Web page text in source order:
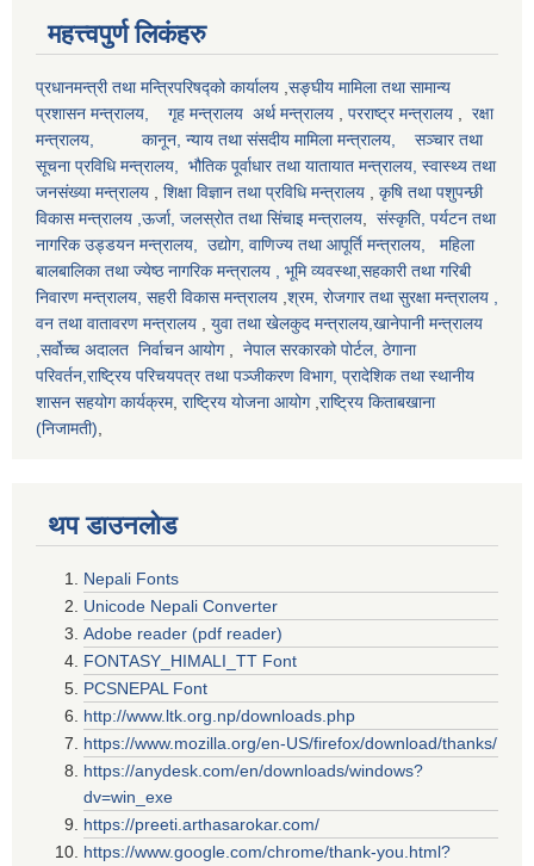
महत्त्वपुर्ण लिकंहरु
प्रधानमन्त्री तथा मन्त्रिपरिषद्को कार्यालय सङ्घीय मामिला तथा सामान्य
प्रशासन मन्त्रालय,
गृह मन्त्रालय अर्थ मन्त्रालय परराष्ट्र मन्त्रालय
रक्षा
मन्त्रालय,
कानून, न्याय तथा संसदीय मामिला मन्त्रालय,
सञ्‍चार तथा
सूचना प्रविधि मन्त्रालय,
भौतिक पूर्वाधार तथा यातायात मन्त्रालय, स्वास्थ्य तथा
जनसंख्या मन्त्रालय
शिक्षा विज्ञान तथा प्रविधि मन्त्रालय
कृषि तथा पशुपन्छी
विकास मन्त्रालय , ऊर्जा, जलस्रोत तथा सिंचाइ मन्त्रालय
संस्कृति, पर्यटन तथा
नागरिक उड्डयन मन्त्रालय, उद्योग, वाणिज्य तथा आपूर्ति मन्त्रालय, महिला
बालबालिका तथा ज्येष्ठ नागरिक मन्त्रालय
, भूमि व्यवस्था,सहकारी तथा गरिबी
निवारण मन्त्रालय , सहरी विकास मन्त्रालय श्रम, रोजगार तथा सुरक्षा मन्त्रालय
वन तथा वातावरण मन्त्रालय
युवा तथा खेलकुद मन्त्रालय,खानेपानी मन्त्रालय
,सर्वोच्च अदालत निर्वाचन आयोग, नेपाल सरकारको पोर्टल, ठेगाना
परिवर्तन ,राष्ट्रिय परिचयपत्र तथा पञ्‍जीकरण विभाग, प्रादेशिक तथा स्थानीय
शासन सहयोग कार्यक्रम, राष्ट्रिय योजना आयोग, राष्ट्रिय किताबखाना
(निजामती)
थप डाउनलोड
Nepali Fonts
Unicode Nepali Converter
Adobe reader (pdf reader)
FONTASY_HIMALI_TT Font
PCSNEPAL Font
http://www.ltk.org.np/downloads.php
https://www.mozilla.org/en-US/firefox/download/thanks/
https://anydesk.com/en/downloads/windows?
dv=win_exe
https://preeti.arthasarokar.com/
https://www.google.com/chrome/thank-you.html?